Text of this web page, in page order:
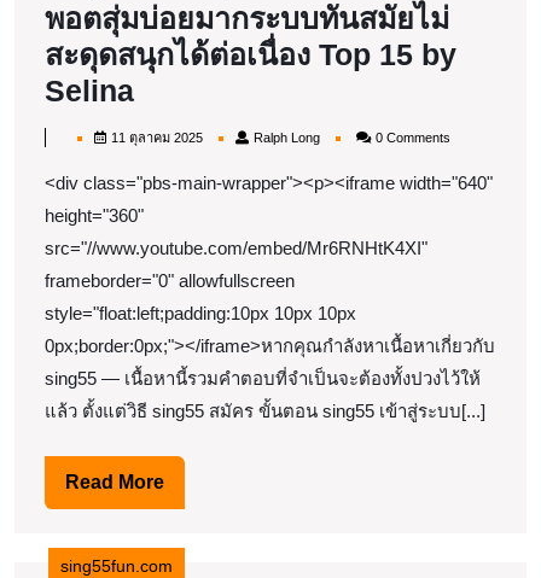
พอตสุ่มบ่อยมากระบบทันสมัยไม่
สะดุดสนุกได้ต่อเนื่อง Top 15 by
Selinasing55
10
sing55
แจ็ค
พอต
สุ่ม
บ่อย
มาก
ระบบ
ทัน
สมัย
สะดุด
11 ตุลาคม 202511
2025
Ralph LongRalph
0 Comments
<div class="pbs-main-wrapper"><p><iframe width="640"
height="360"
src="//www.youtube.com/embed/Mr6RNHtK4XI"
frameborder="0" allowfullscreen
style="float:left;padding:10px 10px 10px
0px;border:0px;"></iframe>หากคุณกำลังหาเนื้อหาเกี่ยวกับ
sing55 — เนื้อหานี้รวมคำตอบที่จำเป็นจะต้องทั้งปวงไว้ให้
แล้ว ตั้งแต่วิธี sing55 สมัคร ขั้นตอน sing55 เข้าสู่ระบบ[...]
Read MoreRead
More
sing55fun.com